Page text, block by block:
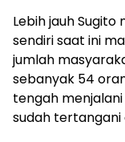
Lebih jauh Sugito
sendiri saat ini
jumlah
sebanyak 54
tengah
sudah tertangani